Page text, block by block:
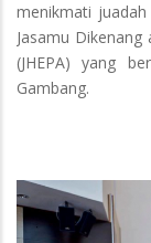
menikmati
Jasamu Dikenang
(JHEPA) yang
Gambang.